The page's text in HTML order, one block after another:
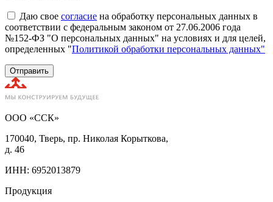
Даю свое согласие на обработку персональных данных в
соответствии с федеральным законом от 27.06.2006 года
№152-ФЗ "О персональных данных" на условиях и для целей,
определенных "Политикой обработки персональных данных"
Отправить
ООО «ССК»
170040, Тверь, пр. Николая Корыткова,
д. 46
ИНН: 6952013879
Продукция